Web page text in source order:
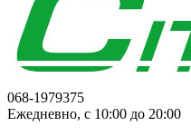
068-1979375
Ежедневно, с 10:00 до 20:00